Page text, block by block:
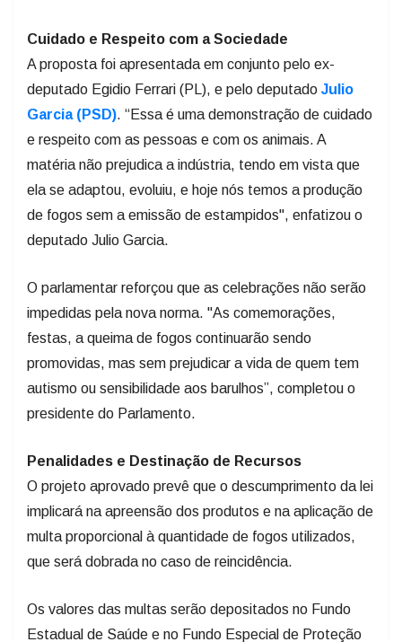
Cuidado e Respeito com a Sociedade
A proposta foi apresentada em conjunto pelo ex-
deputado Egidio Ferrari (PL), e pelo deputado Julio
Garcia (PSD) . “Essa é uma demonstração de cuidado
e respeito com as pessoas e com os animais. A
matéria não prejudica a indústria, tendo em vista que
ela se adaptou, evoluiu, e hoje nós temos a produção
de fogos sem a emissão de estampidos", enfatizou o
deputado Julio Garcia.
O parlamentar reforçou que as celebrações não serão
impedidas pela nova norma. "As comemorações,
festas, a queima de fogos continuarão sendo
promovidas, mas sem prejudicar a vida de quem tem
autismo ou sensibilidade aos barulhos”, completou o
presidente do Parlamento.
Penalidades e Destinação de Recursos
O projeto aprovado prevê que o descumprimento da lei
implicará na apreensão dos produtos e na aplicação de
multa proporcional à quantidade de fogos utilizados,
que será dobrada no caso de reincidência.
Os valores das multas serão depositados no Fundo
Estadual de Saúde e no Fundo Especial de Proteção